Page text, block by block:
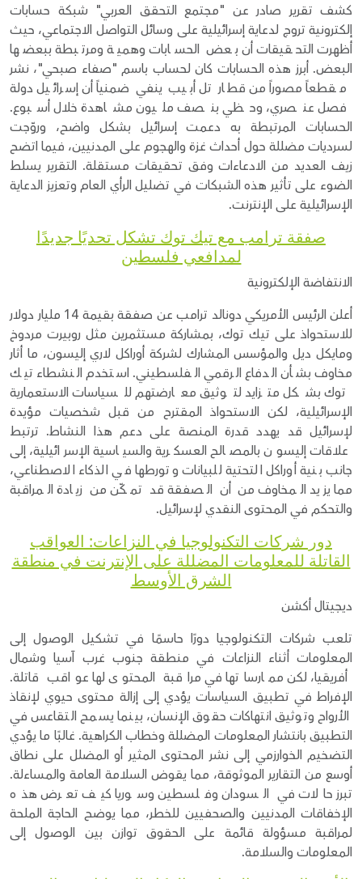
كشف تقرير صادر عن "مجتمع التحقق العربي" شبكة حسابات
إلكترونية تروج لدعاية إسرائيلية على وسائل التواصل الاجتماعي، حيث
أظهرت التحقيقات أن بعض الحسابات وهمية ومرتبطة ببعضها
البعض. أبرز هذه الحسابات كان لحساب باسم "صفاء صبحي"، نشر
مقطعاً مصوراً من قطار تل أبيب ينفي ضمنياً أن إسرائيل دولة
فصل عنصري، وحظي بنصف مليون مشاهدة خلال أسبوع.
الحسابات المرتبطة به دعمت إسرائيل بشكل واضح، وروّجت
لسرديات مضللة حول أحداث غزة والهجوم على المدنيين، فيما اتضح
زيف العديد من الادعاءات وفق تحقيقات مستقلة. التقرير يسلط
الضوء على تأثير هذه الشبكات في تضليل الرأي العام وتعزيز الدعاية
الإسرائيلية على الإنترنت.
صفقة ترامب مع تيك توك تشكل تحديًا جديدًا
لمدافعي فلسطين
الانتفاضة الإلكترونية
أعلن الرئيس الأمريكي دونالد ترامب عن صفقة بقيمة 14 مليار دولار
للاستحواذ على تيك توك، بمشاركة مستثمرين مثل روبيرت مردوخ
ومايكل ديل والمؤسس المشارك لشركة أوراكل لاري إليسون، ما أثار
مخاوف بشأن الدفاع الرقمي الفلسطيني. استخدم النشطاء تيك
توك بشكل متزايد لتوثيق معارضتهم للسياسات الاستعمارية
الإسرائيلية، لكن الاستحواذ المقترح من قبل شخصيات مؤيدة
لإسرائيل قد يهدد قدرة المنصة على دعم هذا النشاط. ترتبط
علاقات إليسون بالمصالح العسكرية والسياسية الإسرائيلية، إلى
جانب بنية أوراكل التحتية للبيانات وتورطها في الذكاء الاصطناعي،
مما يزيد المخاوف من أن الصفقة قد تمكّن من زيادة المراقبة
والتحكم في المحتوى النقدي لإسرائيل.
دور شركات التكنولوجيا في النزاعات: العواقب
القاتلة للمعلومات المضللة على الإنترنت في منطقة
الشرق الأوسط
ديجيتال أكشن
تلعب شركات التكنولوجيا دورًا حاسمًا في تشكيل الوصول إلى
المعلومات أثناء النزاعات في منطقة جنوب غرب آسيا وشمال
أفريقيا، لكن ممارساتها في مراقبة المحتوى لها عواقب قاتلة.
الإفراط في تطبيق السياسات يؤدي إلى إزالة محتوى حيوي لإنقاذ
الأرواح وتوثيق انتهاكات حقوق الإنسان، بينما يسمح التقاعس في
التطبيق بانتشار المعلومات المضللة وخطاب الكراهية. غالبًا ما يؤدي
التضخيم الخوارزمي إلى نشر المحتوى المثير أو المضلل على نطاق
أوسع من التقارير الموثوقة، مما يقوض السلامة العامة والمساءلة.
تبرز حالات في السودان وفلسطين وسوريا كيف تعرض هذه
الإخفاقات المدنيين والصحفيين للخطر، مما يوضح الحاجة الملحة
لمراقبة مسؤولة قائمة على الحقوق توازن بين الوصول إلى
المعلومات والسلامة.